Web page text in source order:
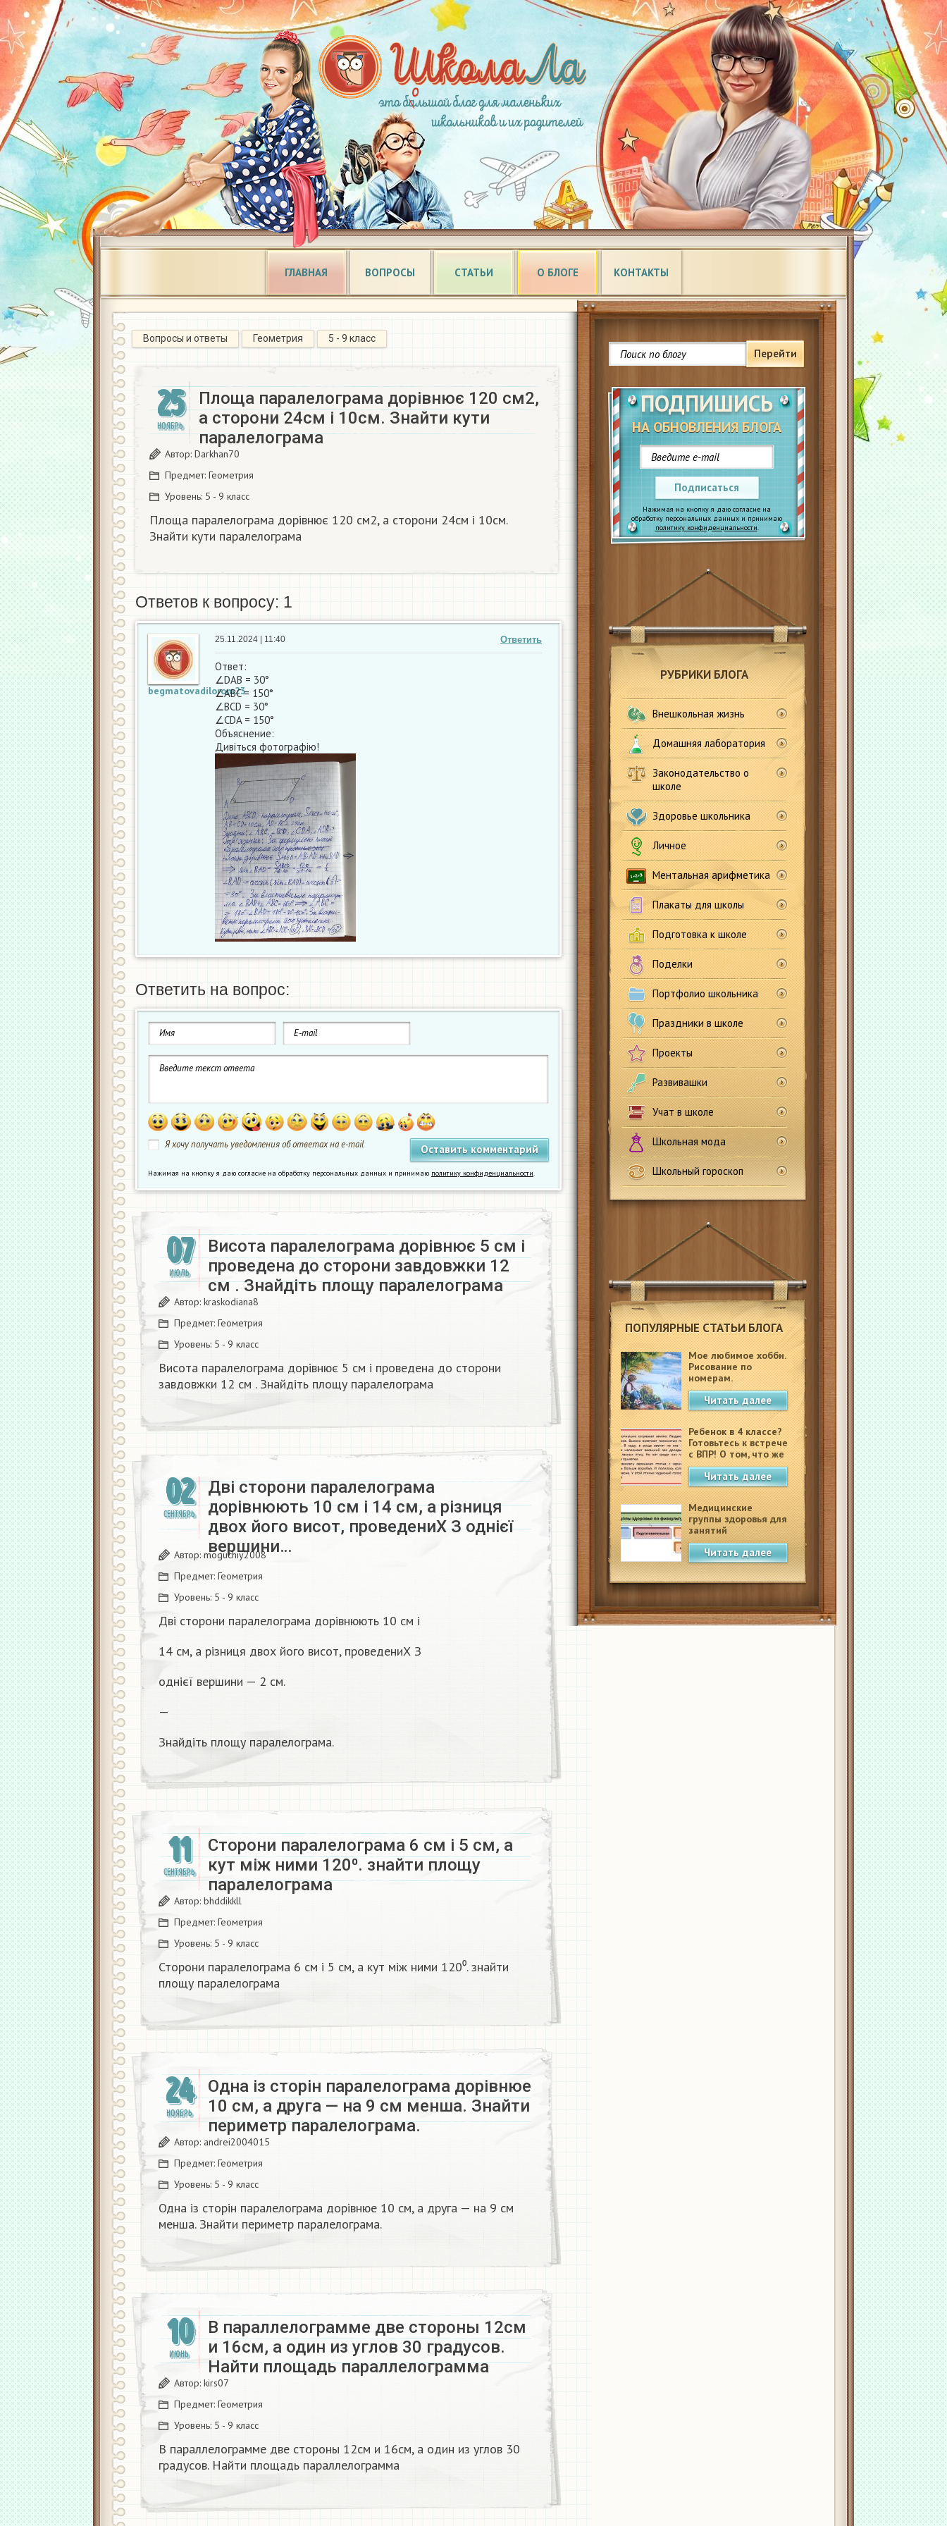
ГЛАВНАЯ ВОПРОСЫ СТАТЬИ О БЛОГЕ КОНТАКТЫ
Перейти
ПОДПИШИСЬ
НА ОБНОВЛЕНИЯ БЛОГА
Подписаться
Нажимая на кнопку я даю согласие на
обработку персональных данных и принимаю
политику конфиденциальности.
РУБРИКИ БЛОГА
Внешкольная жизнь
Домашняя лаборатория
Законодательство о
школе
Здоровье школьника
Личное
Ментальная арифметика
Плакаты для школы
Подготовка к школе
Поделки
Портфолио школьника
Праздники в школе
Проекты
Развивашки
Учат в школе
Школьная мода
Школьный гороскоп
ПОПУЛЯРНЫЕ СТАТЬИ БЛОГА
Мое любимое хобби.
Рисование по
номерам.
Читать далее
Ребенок в 4 классе?
Готовьтесь к встрече
с ВПР! О том, что же
это такое.
Читать далее
Медицинские
группы здоровья для
занятий
физкультурой в
школеЧитать далее
Вопросы и ответы Геометрия 5 - 9 класс
25
НОЯБРЬ
Площа паралелограма дорівнює 120 см2,
а сторони 24см і 10см. Знайти кути
паралелограма​
Автор: Darkhan70
Предмет: Геометрия
Уровень: 5 - 9 класс
Площа паралелограма дорівнює 120 см2, а сторони 24см і 10см.
Знайти кути паралелограма​
Ответов к вопросу: 1
begmatovadilorom23
Ответить
25.11.2024 | 11:40
Ответ:
∠DAB = 30°
∠ABC = 150°
∠BCD = 30°
∠CDA = 150°
Объяснение:
Дивіться фотографію!
Ответить на вопрос:
Я хочу получать уведомления об ответах на e-mail
Нажимая на кнопку я даю согласие на обработку персональных данных и принимаю политику конфиденциальности.
07
ИЮЛЬ
Висота паралелограма дорівнює 5 см і
проведена до сторони завдовжки 12
см . Знайдіть площу паралелограма
Автор: kraskodiana8
Предмет: Геометрия
Уровень: 5 - 9 класс
Висота паралелограма дорівнює 5 см і проведена до сторони
завдовжки 12 см . Знайдіть площу паралелограма
02
СЕНТЯБРЬ
Дві сторони паралелограма
дорівнюють 10 см і 14 см, а різниця
двох його висот, проведениХ З однієї
вершини…
Автор: moguchiy2008
Предмет: Геометрия
Уровень: 5 - 9 класс
Дві сторони паралелограма дорівнюють 10 см і
14 см, а різниця двох його висот, проведениХ З
однієї вершини — 2 см.
—
Знайдіть площу паралелограма.
11
СЕНТЯБРЬ
Сторони паралелограма 6 см і 5 см, а
кут між ними 120⁰. знайти площу
паралелограма ​
Автор: bhddikkll
Предмет: Геометрия
Уровень: 5 - 9 класс
Сторони паралелограма 6 см і 5 см, а кут між ними 120⁰. знайти
площу паралелограма ​
24
НОЯБРЬ
Одна із сторін паралелограма дорівнюе
10 см, а друга — на 9 см менша. Знайти
периметр паралелограма.
Автор: andrei2004015
Предмет: Геометрия
Уровень: 5 - 9 класс
Одна із сторін паралелограма дорівнюе 10 см, а друга — на 9 см
менша. Знайти периметр паралелограма.
10
ИЮНЬ
В параллелограмме две стороны 12см
и 16см, а один из углов 30 градусов.
Найти площадь параллелограмма
Автор: kirs07
Предмет: Геометрия
Уровень: 5 - 9 класс
В параллелограмме две стороны 12см и 16см, а один из углов 30
градусов. Найти площадь параллелограмма